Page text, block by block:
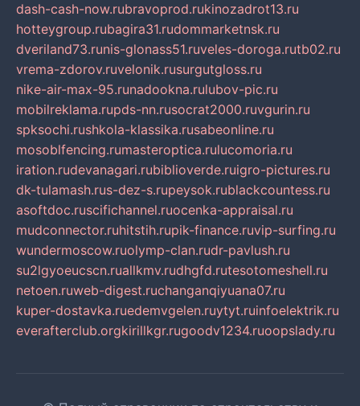
dash-cash-now.rubravoprod.rukinozadrot13.ru
hotteygroup.rubagira31.rudommarketnsk.ru
dveriland73.runis-glonass51.ruveles-doroga.rutb02.ru
vrema-zdorov.ruvelonik.rusurgutgloss.ru
nike-air-max-95.runadookna.rulubov-pic.ru
mobilreklama.rupds-nn.rusocrat2000.ruvgurin.ru
spksochi.rushkola-klassika.rusabeonline.ru
mosoblfencing.rumasteroptica.rulucomoria.ru
iration.rudevanagari.rubiblioverde.ruigro-pictures.ru
dk-tulamash.rus-dez-s.rupeysok.rublackcountess.ru
asoftdoc.ruscifichannel.ruocenka-appraisal.ru
mudconnector.ruhitstih.rupik-finance.ruvip-surfing.ru
wundermoscow.ruolymp-clan.rudr-pavlush.ru
su2lgyoeucscn.ruallkmv.rudhgfd.rutesotomeshell.ru
netoen.ruweb-digest.ruchanganqiyuana07.ru
kuper-dostavka.ruedemvgelen.ruytyt.ruinfoelektrik.ru
everafterclub.orgkirillkgr.rugoodv1234.ruoopslady.ru